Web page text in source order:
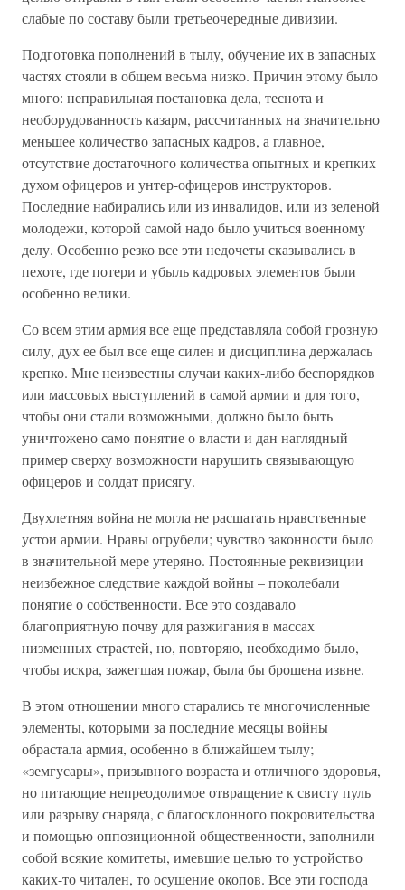
слабые по составу были третьеочередные дивизии.
Подготовка пополнений в тылу, обучение их в запасных
частях стояли в общем весьма низко. Причин этому было
много: неправильная постановка дела, теснота и
необорудованность казарм, рассчитанных на значительно
меньшее количество запасных кадров, а главное,
отсутствие достаточного количества опытных и крепких
духом офицеров и унтер-офицеров инструкторов.
Последние набирались или из инвалидов, или из зеленой
молодежи, которой самой надо было учиться военному
делу. Особенно резко все эти недочеты сказывались в
пехоте, где потери и убыль кадровых элементов были
особенно велики.
Со всем этим армия все еще представляла собой грозную
силу, дух ее был все еще силен и дисциплина держалась
крепко. Мне неизвестны случаи каких-либо беспорядков
или массовых выступлений в самой армии и для того,
чтобы они стали возможными, должно было быть
уничтожено само понятие о власти и дан наглядный
пример сверху возможности нарушить связывающую
офицеров и солдат присягу.
Двухлетняя война не могла не расшатать нравственные
устои армии. Нравы огрубели; чувство законности было
в значительной мере утеряно. Постоянные реквизиции –
неизбежное следствие каждой войны – поколебали
понятие о собственности. Все это создавало
благоприятную почву для разжигания в массах
низменных страстей, но, повторяю, необходимо было,
чтобы искра, зажегшая пожар, была бы брошена извне.
В этом отношении много старались те многочисленные
элементы, которыми за последние месяцы войны
обрастала армия, особенно в ближайшем тылу;
«земгусары», призывного возраста и отличного здоровья,
но питающие непреодолимое отвращение к свисту пуль
или разрыву снаряда, с благосклонного покровительства
и помощью оппозиционной общественности, заполнили
собой всякие комитеты, имевшие целью то устройство
каких-то читален, то осушение окопов. Все эти господа